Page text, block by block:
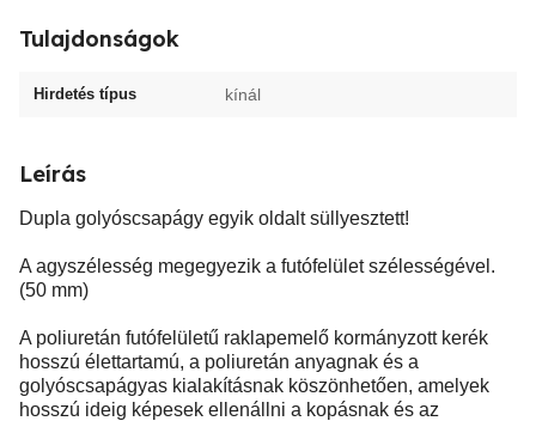
Tulajdonságok
Hirdetés típus kínál
Leírás
Dupla golyóscsapágy egyik oldalt süllyesztett!
A agyszélesség megegyezik a futófelület szélességével.
(50 mm)
A poliuretán futófelületű raklapemelő kormányzott kerék
hosszú élettartamú, a poliuretán anyagnak és a
golyóscsapágyas kialakításnak köszönhetően, amelyek
hosszú ideig képesek ellenállni a kopásnak és az